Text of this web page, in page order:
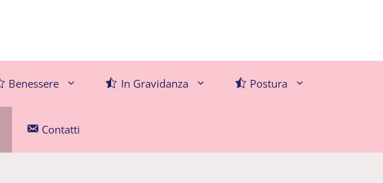
Benessere In Gravidanza Postura
Contatti